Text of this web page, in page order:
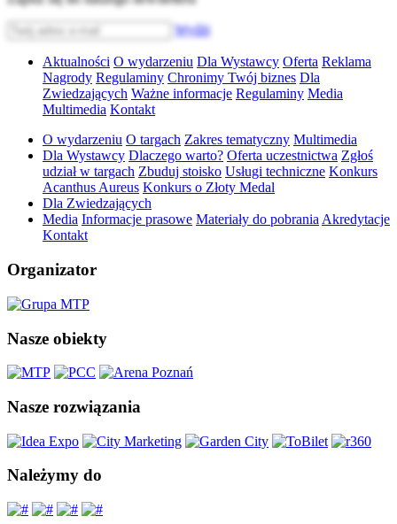
Wyślij
Aktualności O wydarzeniu Dla Wystawcy Oferta Reklama
Nagrody Regulaminy Chronimy Twój biznes Dla
Zwiedzających Ważne informacje Regulaminy Media
Multimedia Kontakt
O wydarzeniu O targach Zakres tematyczny Multimedia
Dla Wystawcy Dlaczego warto? Oferta uczestnictwa Zgłoś
udział w targach Zbuduj stoisko Usługi techniczne Konkurs
Acanthus Aureus Konkurs o Złoty Medal
Dla Zwiedzających
Media Informacje prasowe Materiały do pobrania Akredytacje
Kontakt
Organizator
Nasze obiekty
Nasze rozwiązania
Należymy do